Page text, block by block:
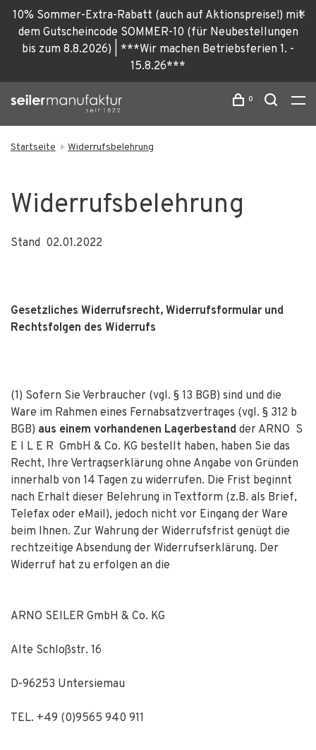
10% Sommer-Extra-Rabatt (auch auf Aktionspreise!) mit
dem Gutscheincode SOMMER-10 (für Neubestellungen
bis zum 8.8.2026) | ***Wir machen Betriebsferien 1. -
15.8.26***
0
Startseite Widerrufsbelehrung
Widerrufsbelehrung
Stand 02.01.2022
Gesetzliches Widerrufsrecht, Widerrufsformular und
Rechtsfolgen des Widerrufs
(1) Sofern Sie Verbraucher (vgl. § 13 BGB) sind und die
Ware im Rahmen eines Fernabsatzvertrages (vgl. § 312 b
BGB) aus einem vorhandenen Lagerbestand der ARNO S
E I L E R GmbH & Co. KG bestellt haben, haben Sie das
Recht, Ihre Vertragserklärung ohne Angabe von Gründen
innerhalb von 14 Tagen zu widerrufen. Die Frist beginnt
nach Erhalt dieser Belehrung in Textform (z.B. als Brief,
Telefax oder eMail), jedoch nicht vor Eingang der Ware
beim Ihnen. Zur Wahrung der Widerrufsfrist genügt die
rechtzeitige Absendung der Widerrufserklärung. Der
Widerruf hat zu erfolgen an die
ARNO SEILER GmbH & Co. KG
Alte Schloßstr. 16
D-96253 Untersiemau
TEL. +49 (0)9565 940 911